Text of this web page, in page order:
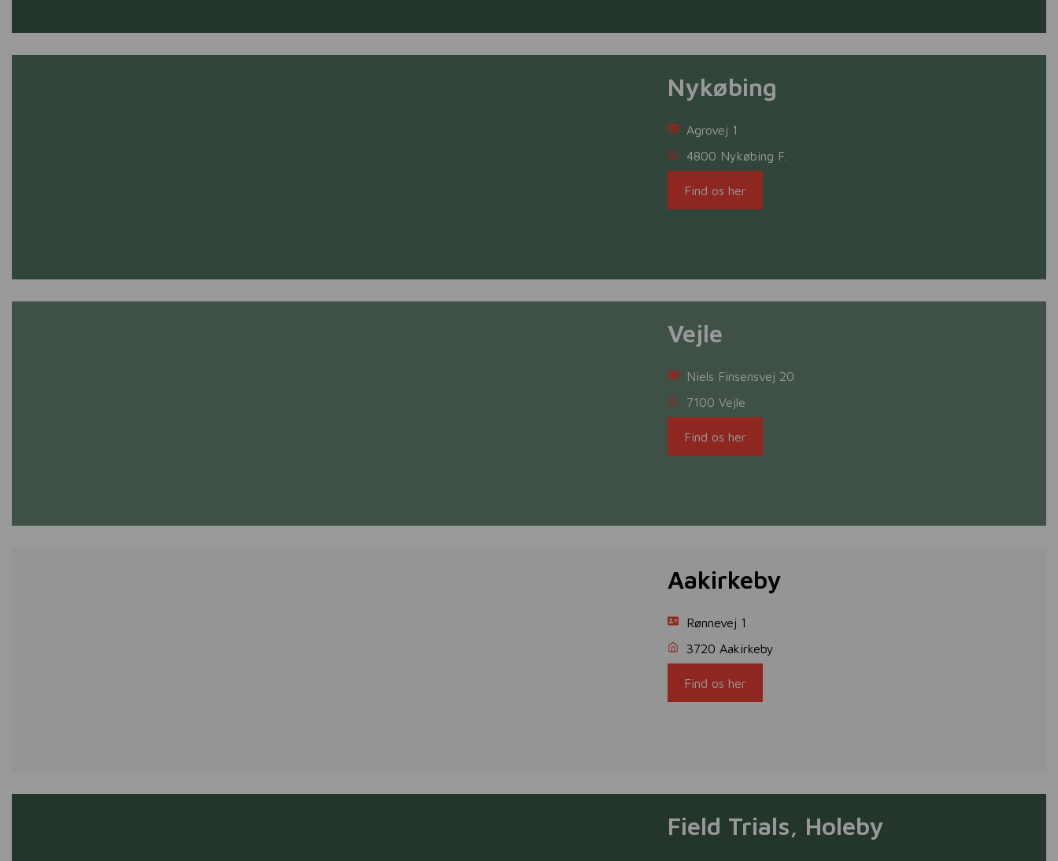
Nykøbing
Agrovej 1
4800 Nykøbing F.
Find os her
Vejle
Niels Finsensvej 20
7100 Vejle
Find os her
Aakirkeby
Rønnevej 1
3720 Aakirkeby
Find os her
Field Trials, Holeby